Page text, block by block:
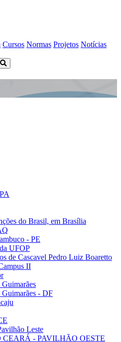
Cursos Normas Projetos Notícias
do Brasil, em Brasília
- PE
UFOP
de Cascavel Pedro Luiz Boaretto
II
Guimarães - DF
Leste
- PAVILHÃO OESTE